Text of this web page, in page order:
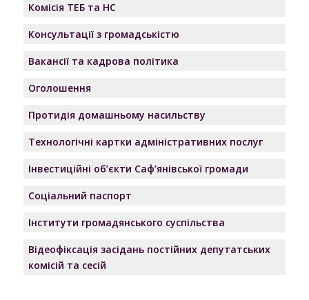
Комісія ТЕБ та НС
Консультації з громадськістю
Вакансії та кадрова політика
Оголошення
Протидія домашньому насильству
Технологічні картки адміністративних послуг
Інвестиційні об’єкти Саф’янівської громади
Соціальний паспорт
Інститути громадянського суспільства
Відеофіксація засідань постійних депутатських
комісій та сесій